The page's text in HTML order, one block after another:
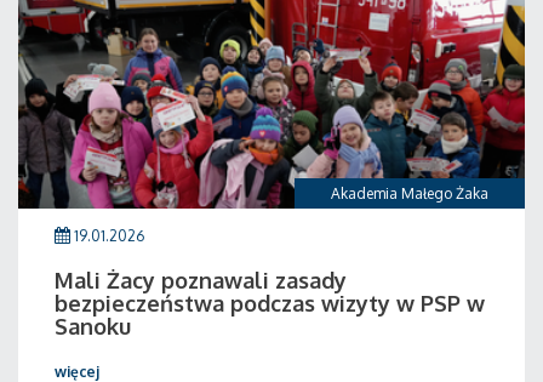
Akademia Małego Żaka
19.01.2026
Mali Żacy poznawali zasady
bezpieczeństwa podczas wizyty w PSP w
Sanoku
więcej